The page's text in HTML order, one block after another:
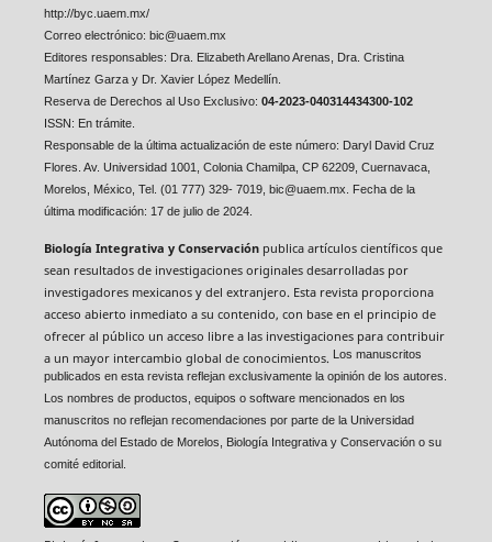
http://byc.uaem.mx/
Correo electrónico: bic@uaem.mx
Editores responsables: Dra. Elizabeth Arellano Arenas, Dra. Cristina
Martínez Garza y Dr. Xavier López Medellín.
Reserva de Derechos al Uso Exclusivo: 04-2023-040314434300-102
ISSN: En trámite.
Responsable de la última actualización de este número: Daryl David Cruz
Flores. Av. Universidad 1001, Colonia Chamilpa, CP 62209, Cuernavaca,
Morelos, México, Tel. (01 777) 329- 7019, bic@uaem.mx. Fecha de la
última modificación: 17 de julio de 2024.
Biología Integrativa y Conservaciónpublica artículos científicos que
sean resultados de investigaciones originales desarrolladas por
investigadores mexicanos y del extranjero. Esta revista proporciona
acceso abierto inmediato a su contenido, con base en el principio de
ofrecer al público un acceso libre a las investigaciones para contribuir
a un mayor intercambio global de conocimientos. Los manuscritos
publicados en esta revista reflejan exclusivamente la opinión de los autores.
Los nombres de productos, equipos o software mencionados en los
manuscritos no reflejan recomendaciones por parte de la Universidad
Autónoma del Estado de Morelos, Biología Integrativa y Conservación o su
comité editorial.